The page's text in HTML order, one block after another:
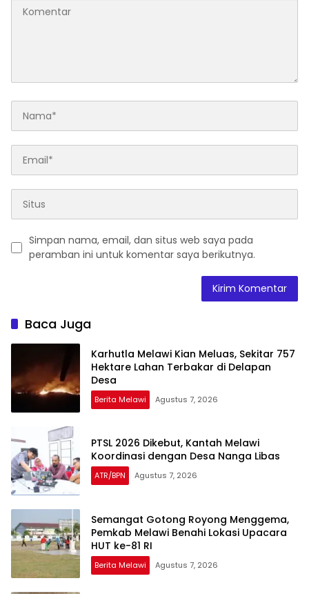
Simpan nama, email, dan situs web saya pada
peramban ini untuk komentar saya berikutnya.
Baca Juga
Karhutla Melawi Kian Meluas, Sekitar 757
Hektare Lahan Terbakar di Delapan
Desa
Berita Melawi Agustus 7, 2026
PTSL 2026 Dikebut, Kantah Melawi
Koordinasi dengan Desa Nanga Libas
ATR/BPN Agustus 7, 2026
Semangat Gotong Royong Menggema,
Pemkab Melawi Benahi Lokasi Upacara
HUT ke-81 RI
Berita Melawi Agustus 7, 2026